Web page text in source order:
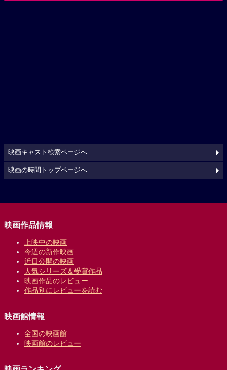
映画キャスト検索ページへ
映画の時間トップページへ
映画作品情報
上映中の映画
今週の新作映画
近日公開の映画
人気シリーズ＆受賞作品
映画作品のレビュー
作品別にレビューを読む
映画館情報
全国の映画館
映画館のレビュー